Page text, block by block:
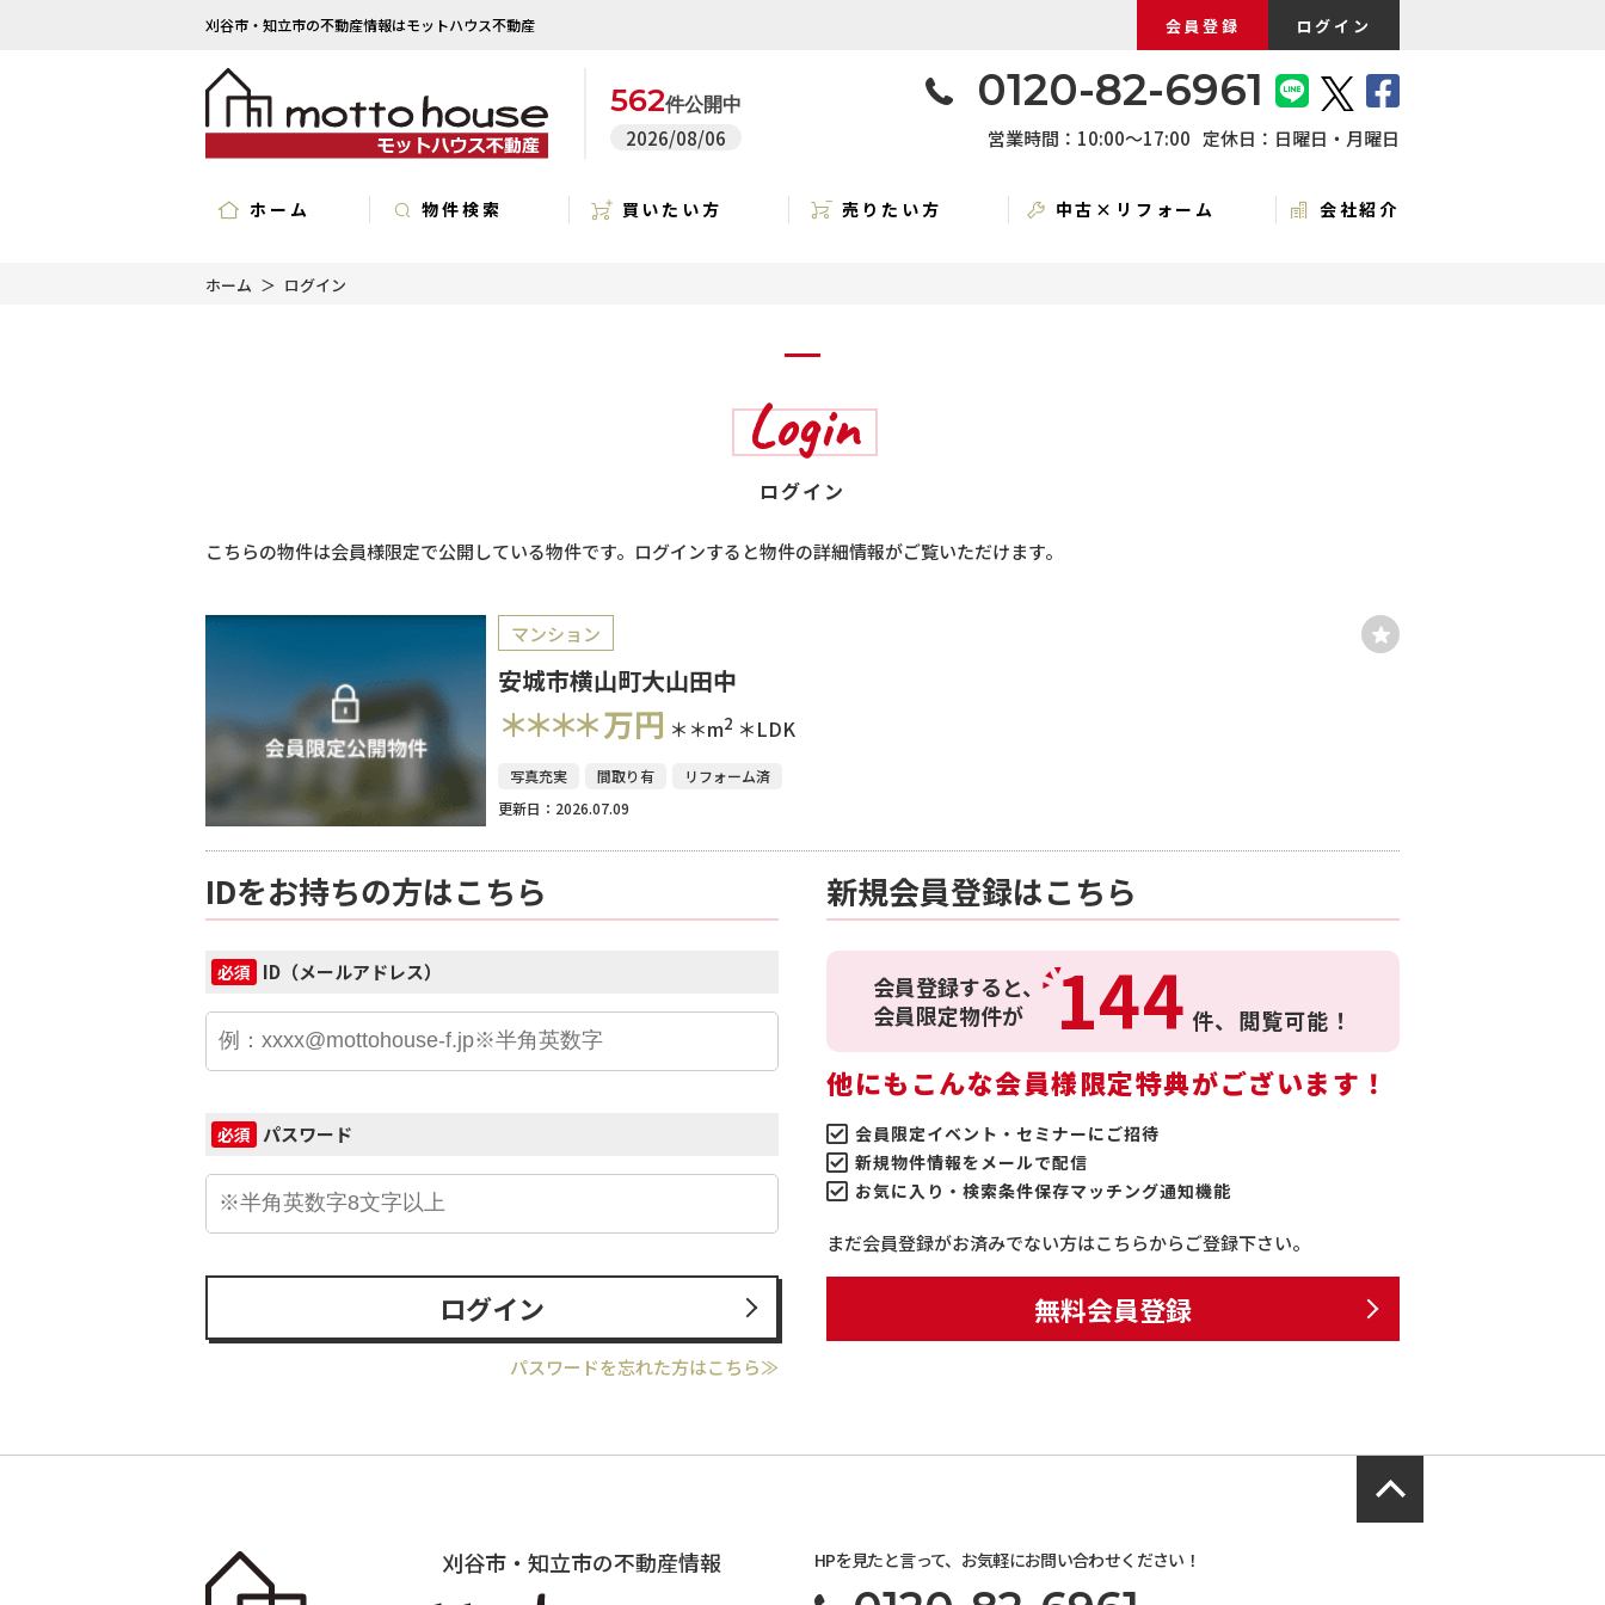
刈谷市・知立市の不動産情報はモットハウス不動産 会員登録 ログイン
562件公開中
2026/08/06
0120-82-6961
営業時間：10:00〜17:00 定休日：日曜日・月曜日
ホーム 物件検索 買いたい方 売りたい方 中古×リフォーム 会社紹介
ホーム ログイン
Login
ログイン
こちらの物件は会員様限定で公開している物件です。ログインすると物件の詳細情報がご覧いただけます。
マンション
安城市横山町大山田中
＊＊＊＊万円 ＊＊m2 ＊LDK
写真充実 間取り有
リフォーム済
更新日：2026.07.09
IDをお持ちの方はこちら
必須 ID（メールアドレス）
必須 パスワード
ログイン
パスワードを忘れた方はこちら≫
新規会員登録はこちら
会員登録すると、
会員限定物件が
144 件、 閲覧可能！
他にもこんな会員様限定特典がございます！
会員限定イベント・セミナーにご招待
新規物件情報をメールで配信
お気に入り・検索条件保存マッチング通知機能
まだ会員登録がお済みでない方はこちらからご登録下さい。
無料会員登録
刈谷市・知立市の不動産情報 HPを見たと言って、お気軽にお問い合わせください！